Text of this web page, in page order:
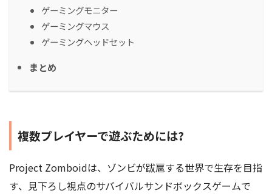
ゲーミングモニター
ゲーミングマウス
ゲーミングヘッドセット
まとめ
複数プレイヤーで遊ぶためには?
Project Zomboidは、ゾンビが跋扈する世界で生存を目指
す、見下ろし視点のサバイバルサンドボックスゲームで